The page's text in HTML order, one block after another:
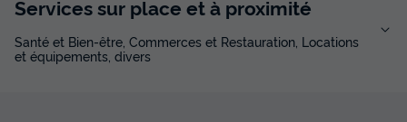
Services sur place et à proximité
Santé et Bien-être, Commerces et Restauration, Locations
et équipements, divers